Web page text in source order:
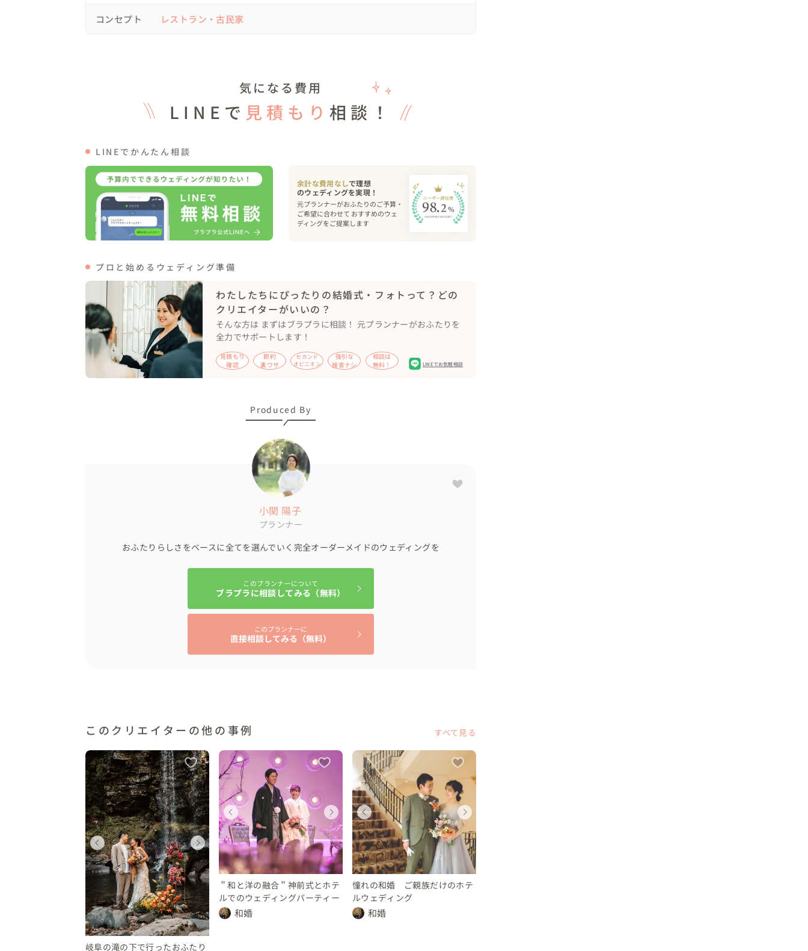
コンセプト レストラン・古民家
気になる費用
LINEで 見積もり 相談！
LINEでかんたん相談
余計な費用なしで理想
元プランナーがおふたりのご予算・
ご希望に合わせて おすすめのウェ
ディングをご提案します
プロと始めるウェディング準備
わたしたちにぴったりの結婚式・フォトって？どの
クリエイターがいいの？
そんな方は まずはブラプラに相談！ 元プランナーがおふたりを
全力でサポートします！
見積もり
確認
節約
裏ワザ
セカンド
オピニオン
強引な
接客ナシ
相談は
無料！
LINEでお気軽相談
Produced By
小関 陽子
プランナー
おふたりらしさをベースに全てを選んでいく完全オーダーメイドのウェディングを
このプランナーについて
ブラプラに相談してみる（無料）
このプランナーに
直接相談してみる（無料）
このクリエイターの他の事例 すべて見る
ウェディング
岐阜県
10 〜 30 万円
ウェディング
岐阜県
10 〜 30 万円
ウェディング
岐阜県
10 〜 30 万円
岐阜の滝の下で行ったおふたり
ウェディング
愛知県
350 〜 400 万円
ウェディング
愛知県
350 〜 400 万円
ウェディング
愛知県
350 〜 400 万円
＂和と洋の融合＂神前式とホテ
ルでのウェディングパーティー
和婚
ウェディング
愛知県
200 〜 250 万円
ウェディング
愛知県
200 〜 250 万円
ウェディング
愛知県
200 〜 250 万円
憧れの和婚 ご親族だけのホテ
ルウェディング
和婚